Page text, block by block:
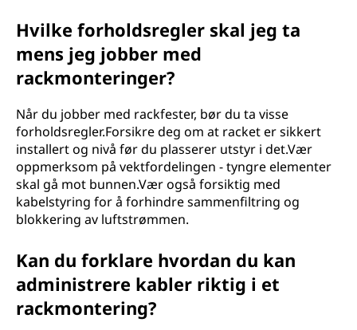
Hvilke forholdsregler skal jeg ta
mens jeg jobber med
rackmonteringer?
Når du jobber med rackfester, bør du ta visse
forholdsregler.Forsikre deg om at racket er sikkert
installert og nivå før du plasserer utstyr i det.Vær
oppmerksom på vektfordelingen - tyngre elementer
skal gå mot bunnen.Vær også forsiktig med
kabelstyring for å forhindre sammenfiltring og
blokkering av luftstrømmen.
Kan du forklare hvordan du kan
administrere kabler riktig i et
rackmontering?